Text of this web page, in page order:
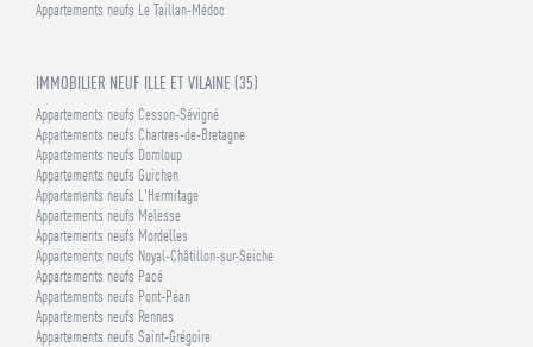
Appartements neufs Le Taillan-Médoc
IMMOBILIER NEUF ILLE ET VILAINE (35)
Appartements neufs Cesson-Sévigné
Appartements neufs Chartres-de-Bretagne
Appartements neufs Domloup
Appartements neufs Guichen
Appartements neufs L'Hermitage
Appartements neufs Melesse
Appartements neufs Mordelles
Appartements neufs Noyal-Châtillon-sur-Seiche
Appartements neufs Pacé
Appartements neufs Pont-Péan
Appartements neufs Rennes
Appartements neufs Saint-Grégoire